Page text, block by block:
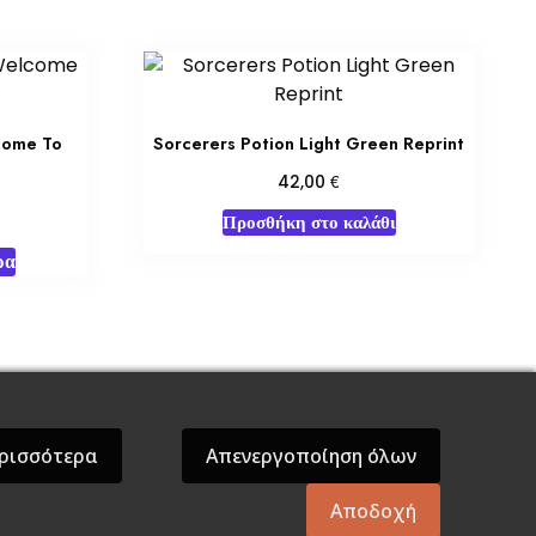
To
Sorcerers Potion Light Green Reprint
42,00€
Προσθήκη στο καλάθι
Βάρδος Gift Boxes Σε Προσφορά
Απενεργοποίηση όλων
Αποδοχή